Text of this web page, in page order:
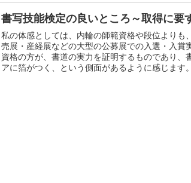
書写技能検定の良いところ～取得に要
私の体感としては、内輪の師範資格や段位よりも
売展・産経展などの大型の公募展での入選・入賞
資格の方が、書道の実力を証明するものであり、
アに箔がつく、という側面があるように感じます